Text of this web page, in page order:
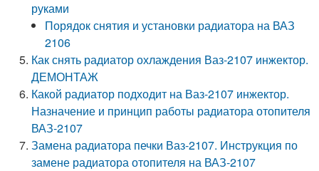
руками
Порядок снятия и установки радиатора на ВАЗ
2106
Как снять радиатор охлаждения Ваз-2107 инжектор.
ДЕМОНТАЖ
Какой радиатор подходит на Ваз-2107 инжектор.
Назначение и принцип работы радиатора отопителя
ВАЗ-2107
Замена радиатора печки Ваз-2107. Инструкция по
замене радиатора отопителя на ВАЗ-2107